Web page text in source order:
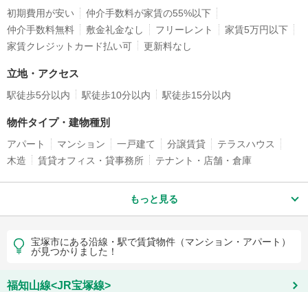
初期費用が安い
仲介手数料が家賃の55%以下
仲介手数料無料
敷金礼金なし フリーレント
家賃5万円以下
家賃クレジットカード払い可
更新料なし
立地・アクセス
駅徒歩5分以内 駅徒歩10分以内 駅徒歩15分以内
物件タイプ・建物種別
アパート マンション 一戸建て 分譲賃貸
テラスハウス
木造
賃貸オフィス・貸事務所 テナント・店舗・倉庫
もっと見る
宝塚市にある沿線・駅で賃貸物件（マンション・アパート）
が見つかりました！
福知山線<JR宝塚線>